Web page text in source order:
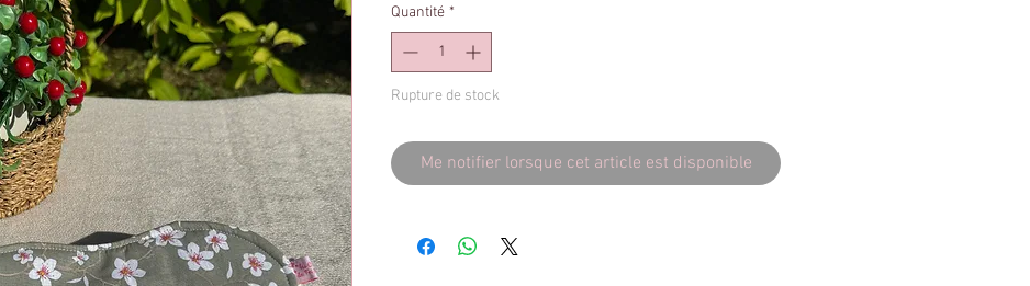
Quantité *
Rupture de stock
Me notifier lorsque cet article est disponible